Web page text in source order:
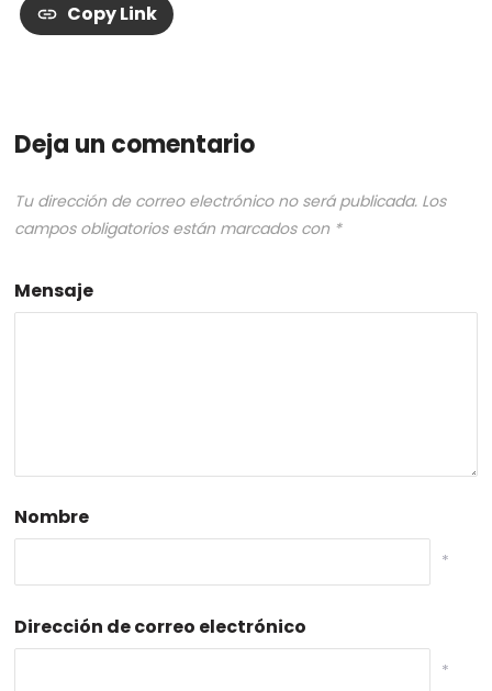
Copy Link
Deja un comentario
Tu dirección de correo electrónico no será publicada. Los
campos obligatorios están marcados con *
Mensaje
Nombre
*
Dirección de correo electrónico
*